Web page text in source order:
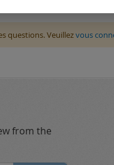
questions. Veuillezvous
from the